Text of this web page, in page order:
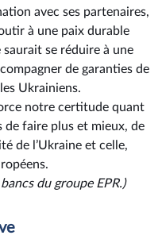
avec ses partenaires,
à une paix durable
se réduire à une
de garanties de
Ukrainiens.
notre certitude quant
de faire plus et mieux, de
de l’Ukraine et celle,
du groupe EPR.)